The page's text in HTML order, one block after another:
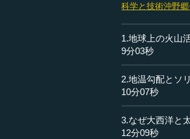
科学と技術沖野
1.地球上の火山
9分03秒
2.地温勾配とソ
10分07秒
3.なぜ大西洋と
12分09秒